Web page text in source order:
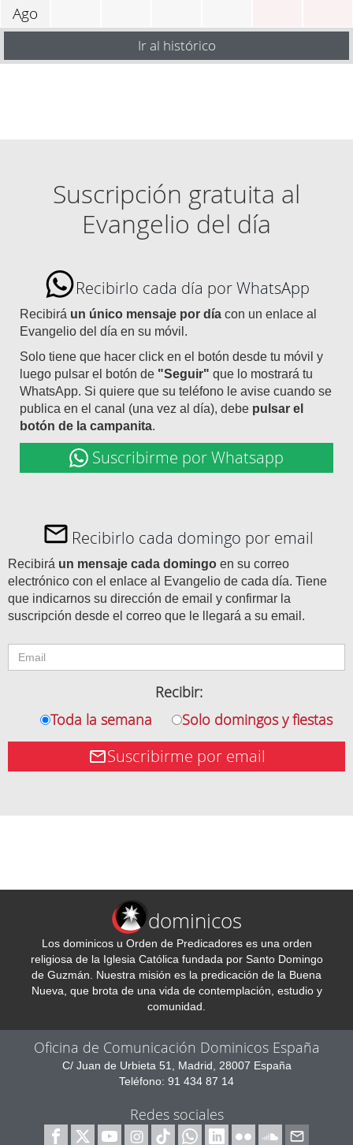
Ago
Ir al histórico
Suscripción gratuita al
Evangelio del día
Recibirlo cada día por WhatsApp
Recibirá un único mensaje por día con un enlace al
Evangelio del día en su móvil.
Solo tiene que hacer click en el botón desde tu móvil y
luego pulsar el botón de "Seguir" que lo mostrará tu
WhatsApp. Si quiere que su teléfono le avise cuando se
publica en el canal (una vez al día), debe pulsar el
botón de la campanita.
Suscribirme por Whatsapp
Recibirlo cada domingo por email
Recibirá un mensaje cada domingo en su correo
electrónico con el enlace al Evangelio de cada día. Tiene
que indicarnos su dirección de email y confirmar la
suscripción desde el correo que le llegará a su email.
Recibir:
Toda la semana
Solo domingos y fiestas
Suscribirme por email
dominicos
Los dominicos u Orden de Predicadores es una orden
religiosa de la Iglesia Católica fundada por Santo Domingo
de Guzmán. Nuestra misión es la predicación de la Buena
Nueva, que brota de una vida de contemplación, estudio y
comunidad.
Oficina de Comunicación Dominicos España
C/ Juan de Urbieta 51, Madrid, 28007 España
Teléfono: 91 434 87 14
Redes sociales